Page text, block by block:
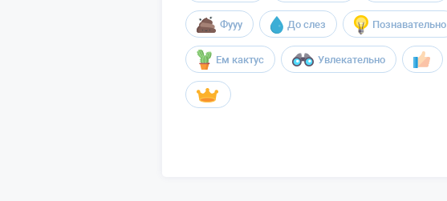
Фууу До слез Познавательно
Ем кактус Увлекательно